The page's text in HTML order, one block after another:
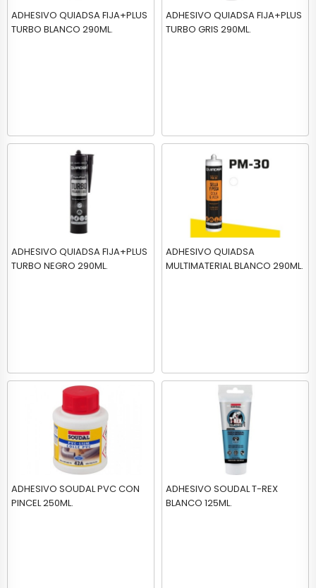
ADHESIVO QUIADSA FIJA+PLUS
TURBO BLANCO 290ML.
ADHESIVO QUIADSA FIJA+PLUS
TURBO GRIS 290ML.
ADHESIVO QUIADSA FIJA+PLUS
TURBO NEGRO 290ML.
ADHESIVO QUIADSA
MULTIMATERIAL BLANCO 290ML.
ADHESIVO SOUDAL PVC CON
PINCEL 250ML.
ADHESIVO SOUDAL T-REX
BLANCO 125ML.